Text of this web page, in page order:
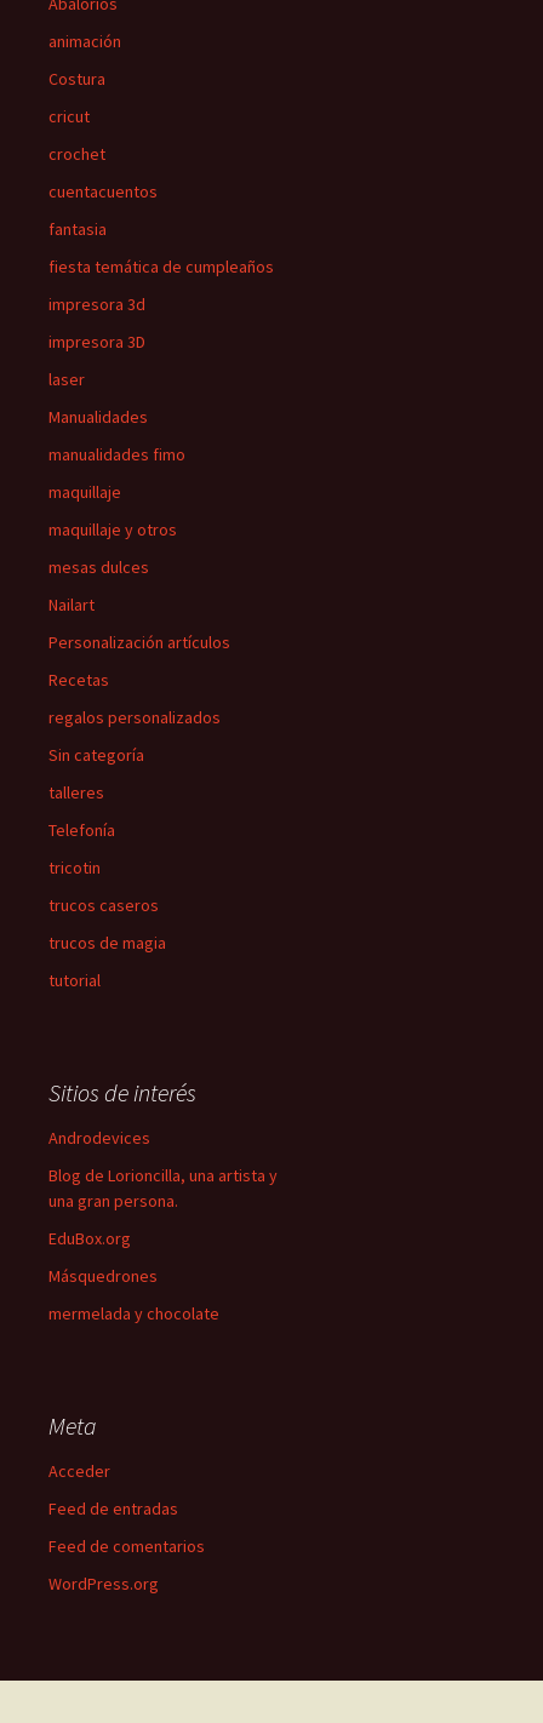
animación
Costura
cricut
crochet
cuentacuentos
fantasia
fiesta temática de cumpleaños
impresora 3d
impresora 3D
laser
Manualidades
manualidades fimo
maquillaje
maquillaje y otros
mesas dulces
Nailart
Personalización artículos
Recetas
regalos personalizados
Sin categoría
talleres
Telefonía
tricotin
trucos caseros
trucos de magia
tutorial
Sitios de interés
Androdevices
Blog de Lorioncilla, una artista y
una gran persona.
EduBox.org
Másquedrones
mermelada y chocolate
Meta
Acceder
Feed de entradas
Feed de comentarios
WordPress.org